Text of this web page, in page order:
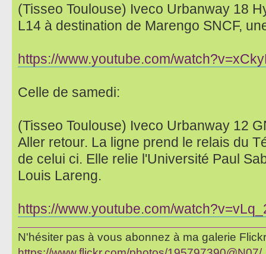
(Tisseo Toulouse) Iveco Urbanway 18
L14 à destination de Marengo SNCF,
https://www.youtube.com/
Celle de samedi:
(Tisseo Toulouse) Iveco Urbanway 12
Aller retour. La ligne prend le relais du
de celui ci. Elle relie l'Université Paul
Louis Lareng.
https://www.youtube.com/
N'hésiter pas à vous abonnez à ma galerie